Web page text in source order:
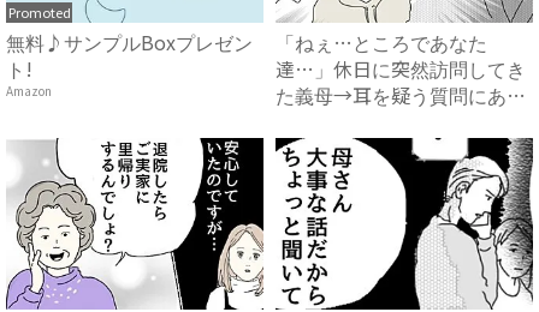
Promoted
無料♪サンプルBoxプレゼン
ト!
Amazon
「ねぇ…ところであなた
達…」休日に突然訪問してき
た義母→耳を疑う質問にあ